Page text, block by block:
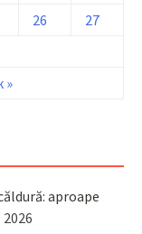
»
26
27
aproape
2026